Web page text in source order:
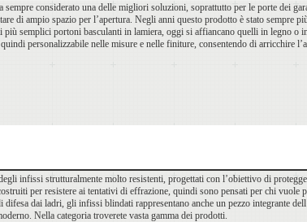
sempre considerato una delle migliori soluzioni, soprattutto per le porte dei
di ampio spazio per l’apertura. Negli anni questo prodotto è stato sempre
più semplici portoni basculanti in lamiera, oggi si affiancano quelli in legno o
personalizzabile nelle misure e nelle finiture, consentendo di arricchire
infissi strutturalmente molto resistenti, progettati con l’obiettivo di
per resistere ai tentativi di effrazione, quindi sono pensati per chi
difesa dai ladri, gli infissi blindati rappresentano anche un pezzo integrante
Nella categoria troverete vasta gamma dei prodotti.